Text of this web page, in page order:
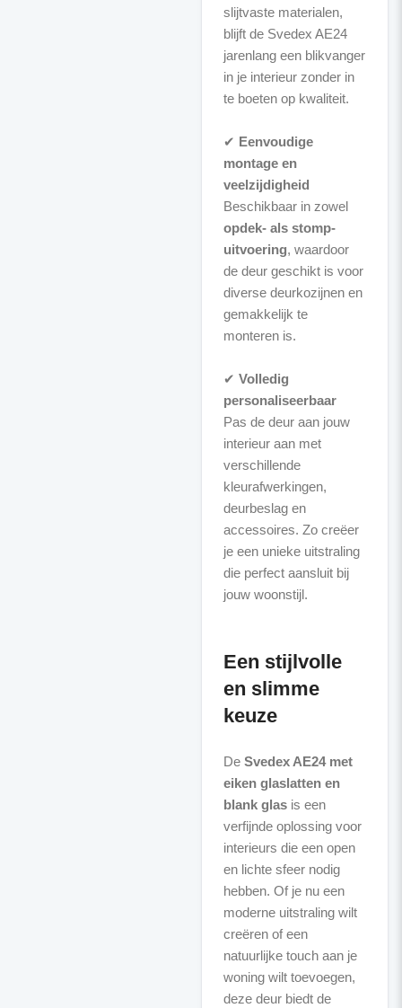
slijtvaste materialen,
blijft de Svedex AE24
jarenlang een blikvanger
in je interieur zonder in
te boeten op kwaliteit.
✔ Eenvoudige
montage en
veelzijdigheid
Beschikbaar in zowel
opdek- als stomp-
uitvoering, waardoor
de deur geschikt is voor
diverse deurkozijnen en
gemakkelijk te
monteren is.
✔ Volledig
personaliseerbaar
Pas de deur aan jouw
interieur aan met
verschillende
kleurafwerkingen,
deurbeslag en
accessoires. Zo creëer
je een unieke uitstraling
die perfect aansluit bij
jouw woonstijl.
Een stijlvolle
en slimme
keuze
De Svedex AE24 met
eiken glaslatten en
blank glasis een
verfijnde oplossing voor
interieurs die een open
en lichte sfeer nodig
hebben. Of je nu een
moderne uitstraling wilt
creëren of een
natuurlijke touch aan je
woning wilt toevoegen,
deze deur biedt de